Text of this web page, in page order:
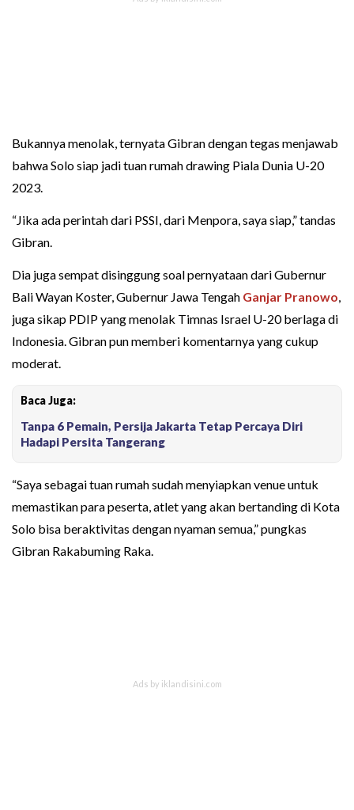
Bukannya menolak, ternyata Gibran dengan tegas menjawab
bahwa Solo siap jadi tuan rumah drawing Piala Dunia U-20
2023.
“Jika ada perintah dari PSSI, dari Menpora, saya siap,” tandas
Gibran.
Dia juga sempat disinggung soal pernyataan dari Gubernur
Bali Wayan Koster, Gubernur Jawa Tengah Ganjar Pranowo,
juga sikap PDIP yang menolak Timnas Israel U-20 berlaga di
Indonesia. Gibran pun memberi komentarnya yang cukup
moderat.
Baca Juga:
Tanpa 6 Pemain, Persija Jakarta Tetap Percaya Diri
Hadapi Persita Tangerang
“Saya sebagai tuan rumah sudah menyiapkan venue untuk
memastikan para peserta, atlet yang akan bertanding di Kota
Solo bisa beraktivitas dengan nyaman semua,” pungkas
Gibran Rakabuming Raka.